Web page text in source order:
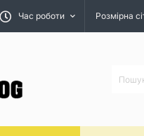
Час роботи Розмірна